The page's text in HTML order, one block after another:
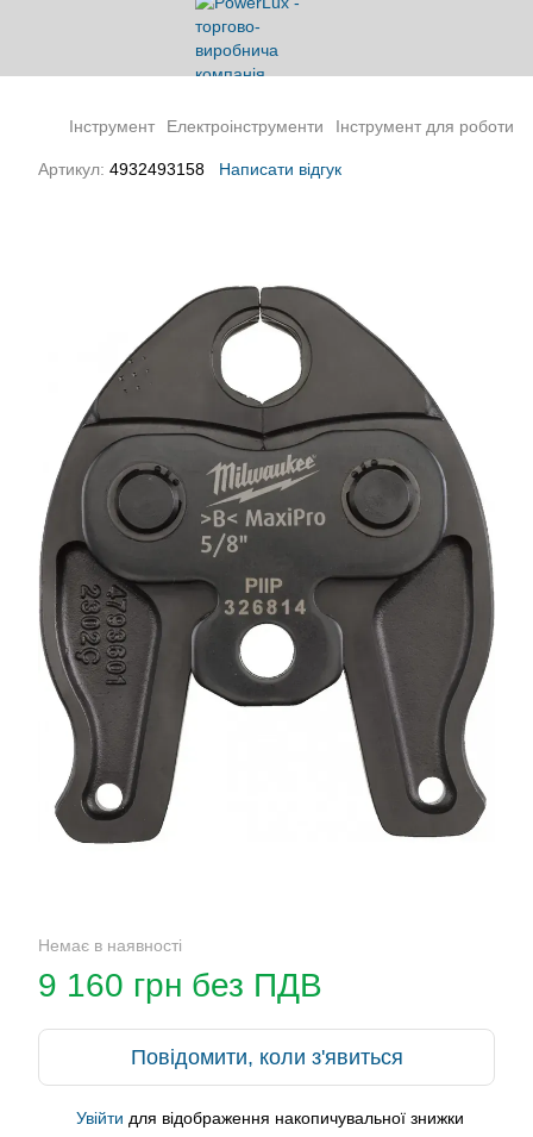
Інструмент Електроінструменти Інструмент для роботи
Артикул: 4932493158 Написати відгук
Немає в наявності
9 160 грн без ПДВ
Повідомити, коли з'явиться
Увійти для відображення накопичувальної знижки